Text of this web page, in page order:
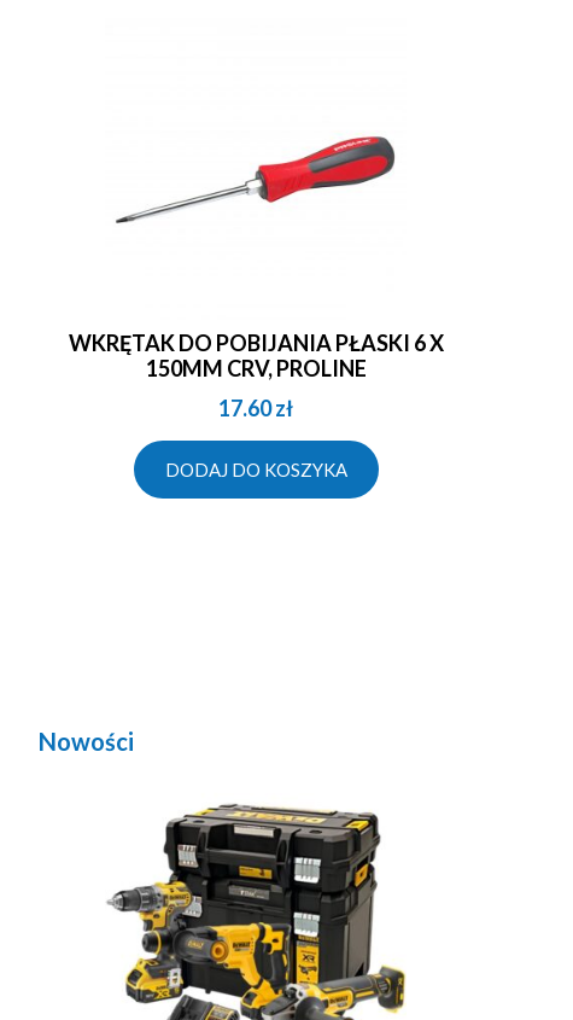
WKRĘTAK DO POBIJANIA PŁASKI 6 X
150MM CRV, PROLINE
17.60zł
DODAJ DO KOSZYKA
Nowości